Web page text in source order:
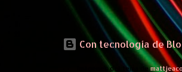
Con tecnología de
Imágenes del tema de